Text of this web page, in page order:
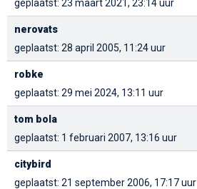
geplaatst: 23 maart 2021, 23:14 uur
nerovats
geplaatst: 28 april 2005, 11:24 uur
robke
geplaatst: 29 mei 2024, 13:11 uur
tom bola
geplaatst: 1 februari 2007, 13:16 uur
citybird
geplaatst: 21 september 2006, 17:17 uur